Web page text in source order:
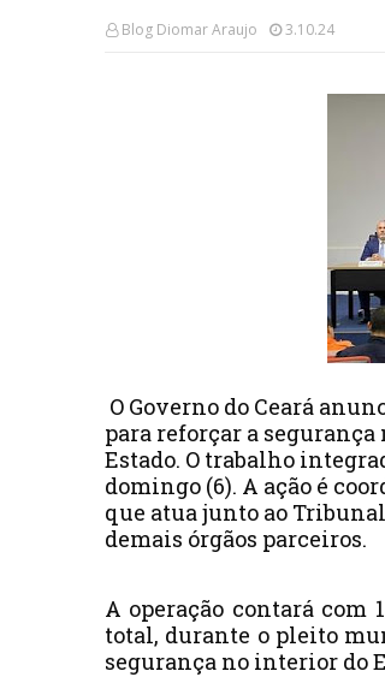
Blog Diomar Araujo 3.10.24
O Governo do Ceará
para reforçar a
Estado. O trabalho
domingo (6). A ação é
que atua junto ao
demais órgãos parceiros.
A operação contará com
total, durante o pleito
segurança no interior do